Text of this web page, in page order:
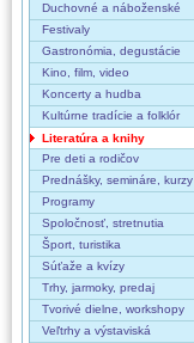
Duchovné a náboženské
Festivaly
Gastronómia, degustácie
Kino, film, video
Koncerty a hudba
Kultúrne tradície a folklór
Literatúra a knihy
Pre deti a rodičov
Prednášky, semináre, kurzy
Programy
Spoločnosť, stretnutia
Šport, turistika
Súťaže a kvízy
Trhy, jarmoky, predaj
Tvorivé dielne, workshopy
Veľtrhy a výstaviská